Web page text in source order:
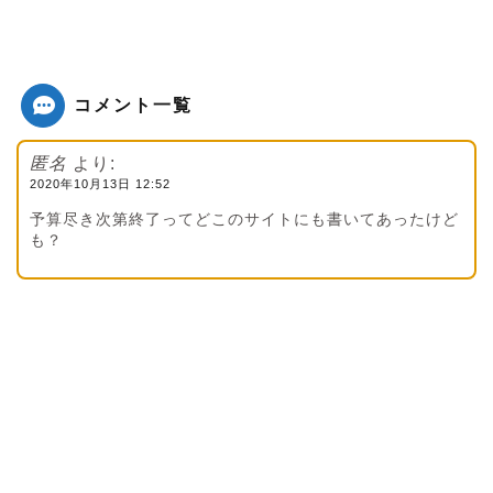
コメント一覧
匿名 より:
2020年10月13日 12:52
予算尽き次第終了ってどこのサイトにも書いてあったけど
も？